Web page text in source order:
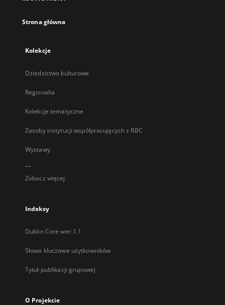
Strona główna
Kolekcje
Dziedzictwo kulturowe
Regionalia
Kolekcje tematyczne
Zasoby instytucji współpracujących z RBC
Wystawy
...
Zobacz więcej
Indeksy
Dublin Core wer.1.1
Słowa kluczowe użytkowników
Tytuł publikacji grupowej
O Projekcie